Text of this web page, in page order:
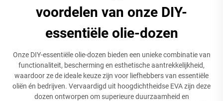
voordelen van onze DIY-
essentiële olie-dozen
Onze DIY-essentiële olie-dozen bieden een unieke combinatie van
functionaliteit, bescherming en esthetische aantrekkelijkheid,
waardoor ze de ideale keuze zijn voor liefhebbers van essentiële
oliën én bedrijven. Vervaardigd uit hoogdichtheidse EVA zijn deze
dozen ontworpen om superieure duurzaamheid en